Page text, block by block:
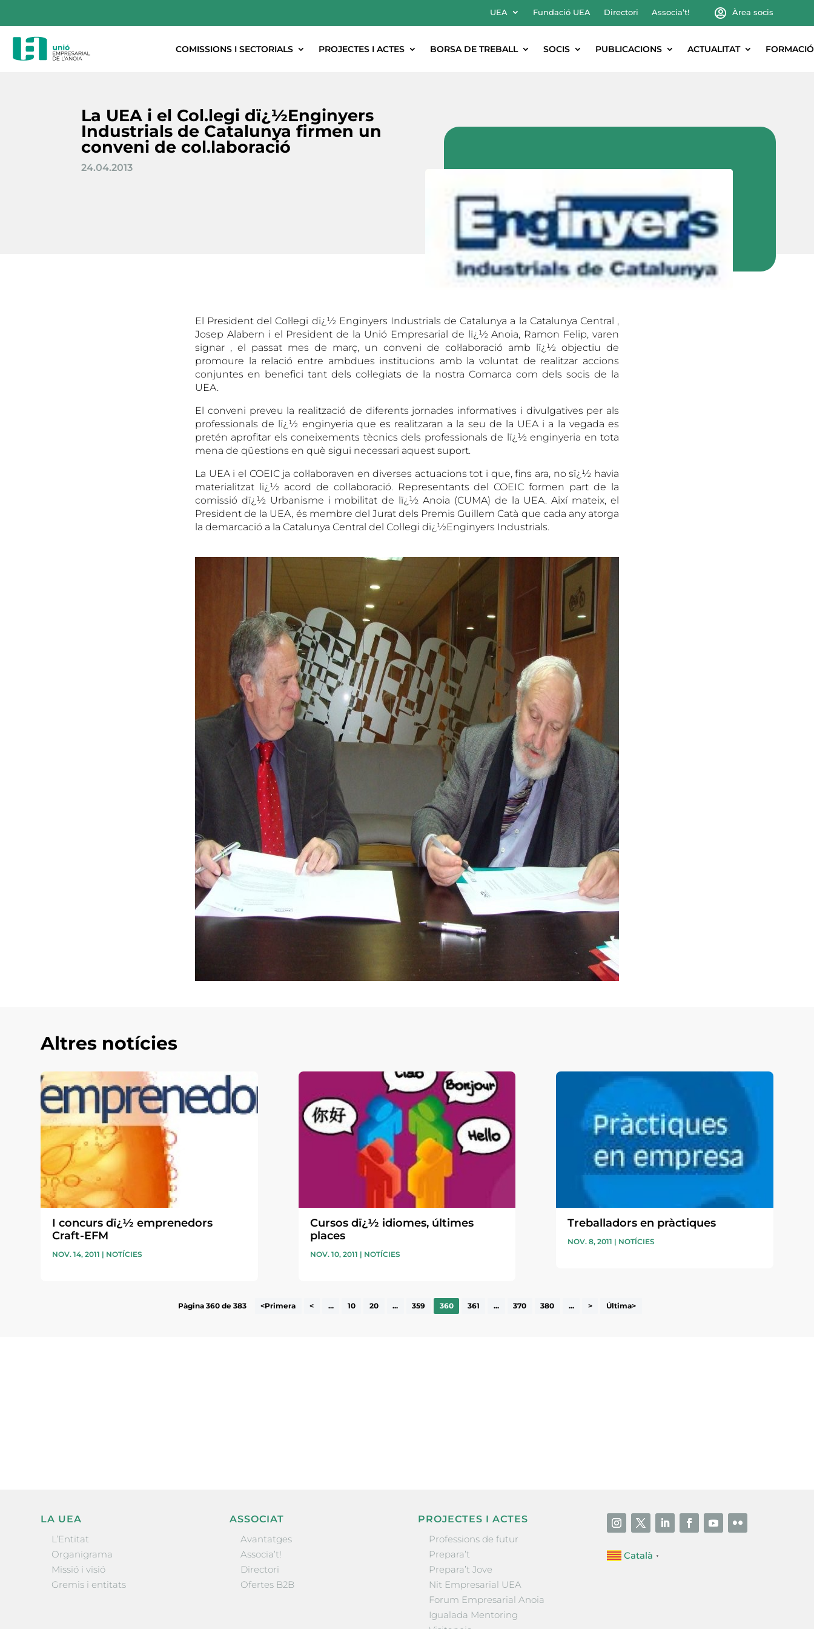
UEA Fundació UEA Directori Associa’t! Àrea socis
COMISSIONS I SECTORIALS PROJECTES I ACTES BORSA DE TREBALL SOCIS PUBLICACIONS ACTUALITAT FORMACIÓ
La UEA i el Col.legi dï¿½Enginyers
Industrials de Catalunya firmen un
conveni de col.laboració
24.04.2013
El President del Col·legi dï¿½ Enginyers Industrials de Catalunya a la Catalunya Central ,
Josep Alabern i el President de la Unió Empresarial de lï¿½ Anoia, Ramon Felip, varen
signar , el passat mes de març, un conveni de col·laboració amb lï¿½ objectiu de
promoure la relació entre ambdues institucions amb la voluntat de realitzar accions
conjuntes en benefici tant dels col·legiats de la nostra Comarca com dels socis de la
UEA.
El conveni preveu la realització de diferents jornades informatives i divulgatives per als
professionals de lï¿½ enginyeria que es realitzaran a la seu de la UEA i a la vegada es
pretén aprofitar els coneixements tècnics dels professionals de lï¿½ enginyeria en tota
mena de qüestions en què sigui necessari aquest suport.
La UEA i el COEIC ja col·laboraven en diverses actuacions tot i que, fins ara, no sï¿½ havia
materialitzat lï¿½ acord de col·laboració. Representants del COEIC formen part de la
comissió dï¿½ Urbanisme i mobilitat de lï¿½ Anoia (CUMA) de la UEA. Així mateix, el
President de la UEA, és membre del Jurat dels Premis Guillem Catà que cada any atorga
la demarcació a la Catalunya Central del Col·legi dï¿½Enginyers Industrials.
Altres notícies
I concurs dï¿½ emprenedors
Craft-EFM
NOV. 14, 2011 | NOTÍCIES
Cursos dï¿½ idiomes, últimes
places
NOV. 10, 2011 | NOTÍCIES
Treballadors en pràctiques
NOV. 8, 2011 | NOTÍCIES
Pàgina 360 de 383 <Primera < ... 10 20 ... 359 360 361 ... 370 380 ... > Última>
LA UEA
L’Entitat
Organigrama
Missió i visió
Gremis i entitats
ASSOCIAT
Avantatges
Associa’t!
Directori
Ofertes B2B
PROJECTES I ACTES
Professions de futur
Prepara’t
Prepara’t Jove
Nit Empresarial UEA
Forum Empresarial Anoia
Igualada Mentoring
Català ▼